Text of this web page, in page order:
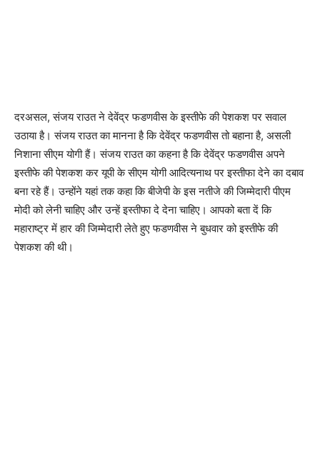
दरअसल, संजय राउत ने देवेंद्र फडणवीस के इस्तीफे की पेशकश पर सवाल
उठाया है। संजय राउत का मानना ​​है कि देवेंद्र फडणवीस तो बहाना है, असली
निशाना सीएम योगी हैं। संजय राउत का कहना है कि देवेंद्र फडणवीस अपने
इस्तीफे की पेशकश कर यूपी के सीएम योगी आदित्यनाथ पर इस्तीफा देने का दबाव
बना रहे हैं। उन्होंने यहां तक ​​कहा कि बीजेपी के इस नतीजे की जिम्मेदारी पीएम
मोदी को लेनी चाहिए और उन्हें इस्तीफा दे देना चाहिए। आपको बता दें कि
महाराष्ट्र में हार की जिम्मेदारी लेते हुए फडणवीस ने बुधवार को इस्तीफे की
पेशकश की थी।